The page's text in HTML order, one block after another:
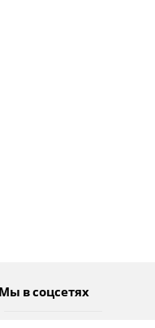
Мы в соцсетях